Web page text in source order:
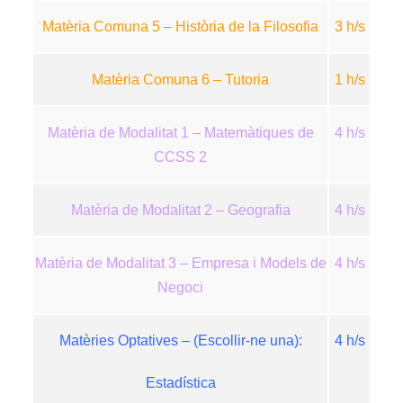
Matèria Comuna 5 – Història de la Filosofia 3 h/s
Matèria Comuna 6 – Tutoria 1 h/s
Matèria de Modalitat 1 – Matemàtiques de
CCSS 2
4 h/s
Matèria de Modalitat 2 – Geografia 4 h/s
Matèria de Modalitat 3 – Empresa i Models de
Negoci
4 h/s
Matèries Optatives – (Escollir-ne una):
Estadística
4 h/s